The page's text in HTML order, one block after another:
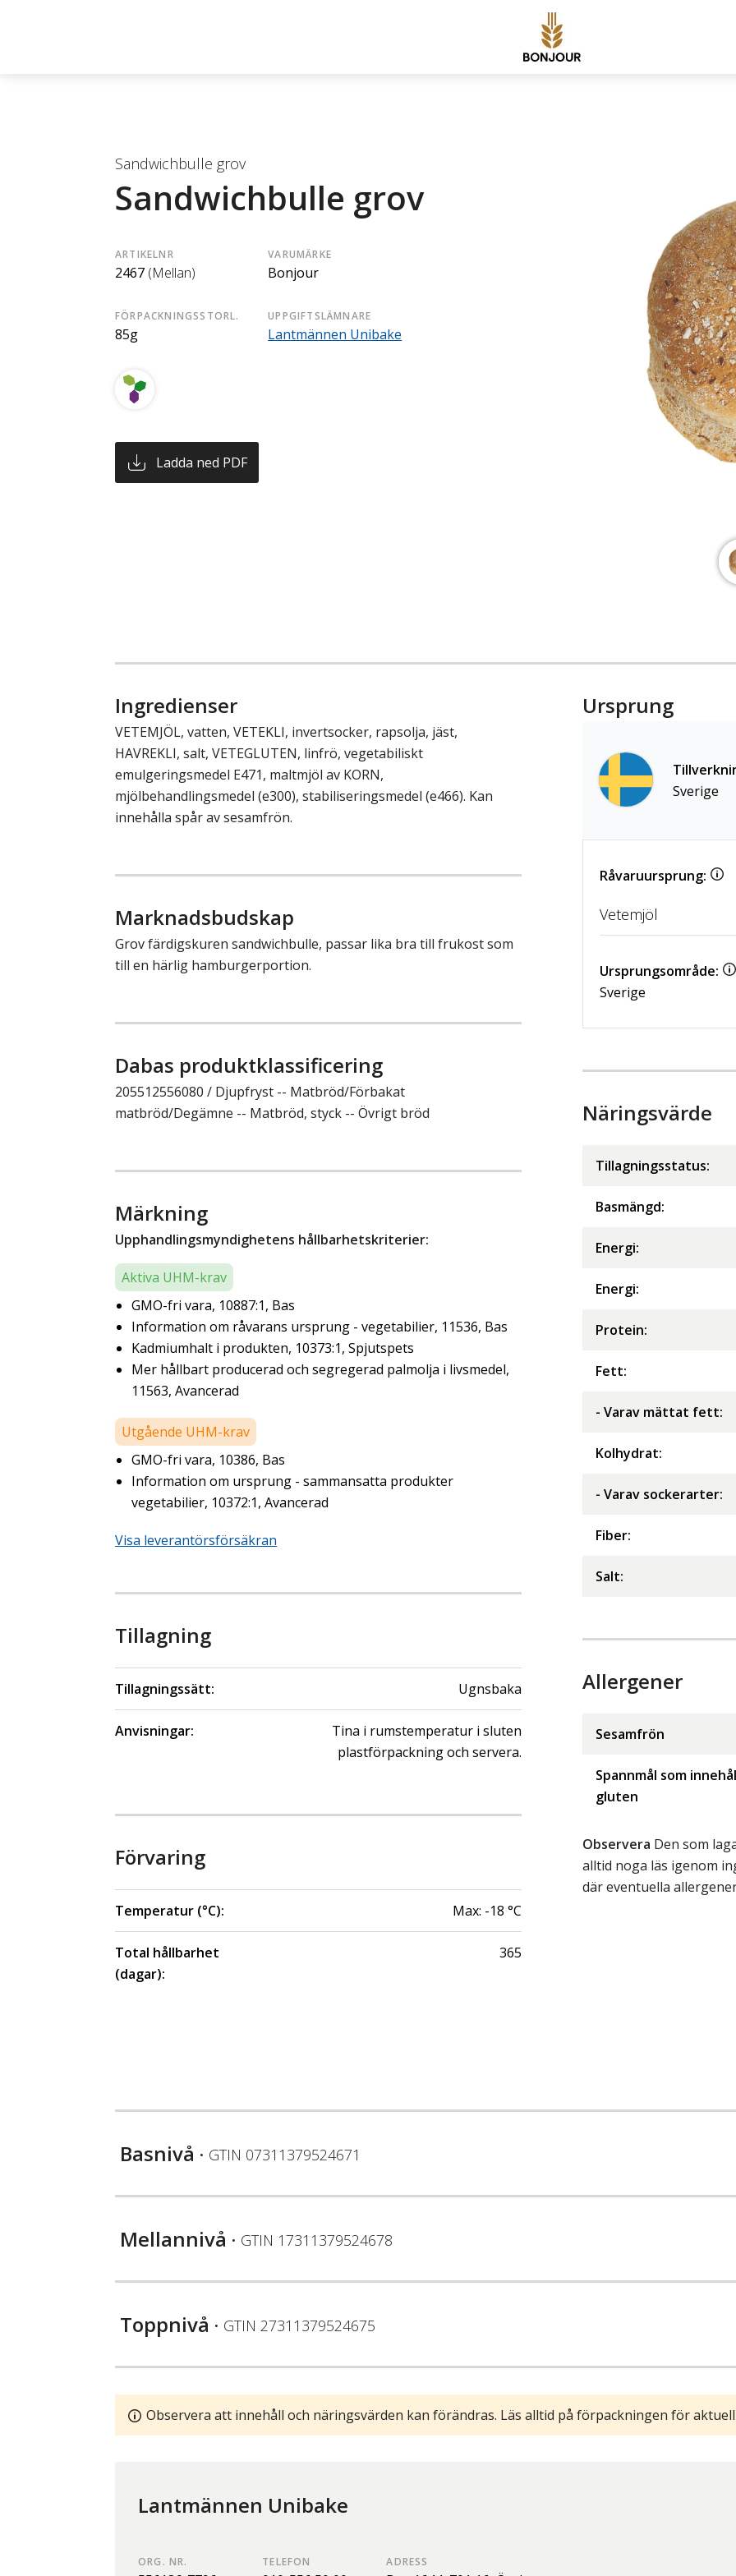
Sandwichbulle grov
Sandwichbulle grov
ARTIKELNR
2467 (Mellan)
VARUMÄRKE
Bonjour
FÖRPACKNINGSSTORL.
85g
UPPGIFTSLÄMNARE
Lantmännen Unibake
Ladda ned PDF
Ingredienser
VETEMJÖL, vatten, VETEKLI, invertsocker, rapsolja, jäst,
HAVREKLI, salt, VETEGLUTEN, linfrö, vegetabiliskt
emulgeringsmedel E471, maltmjöl av KORN,
mjölbehandlingsmedel (e300), stabiliseringsmedel (e466). Kan
innehålla spår av sesamfrön.
Marknadsbudskap
Grov färdigskuren sandwichbulle, passar lika bra till frukost som
till en härlig hamburgerportion.
Dabas produktklassificering
205512556080 / Djupfryst -- Matbröd/Förbakat
matbröd/Degämne -- Matbröd, styck -- Övrigt bröd
Märkning
Upphandlingsmyndighetens hållbarhetskriterier:
Aktiva UHM-krav
GMO-fri vara, 10887:1, Bas
Information om råvarans ursprung - vegetabilier, 11536, Bas
Kadmiumhalt i produkten, 10373:1, Spjutspets
Mer hållbart producerad och segregerad palmolja i livsmedel,
11563, Avancerad
Utgående UHM-krav
GMO-fri vara, 10386, Bas
Information om ursprung - sammansatta produkter
vegetabilier, 10372:1, Avancerad
Visa leverantörsförsäkran
Tillagning
Tillagningssätt: Ugnsbaka
Anvisningar:
Tina i rumstemperatur i sluten
plastförpackning och servera.
Förvaring
Temperatur (°C): Max: -18 °C
Total hållbarhet
(dagar):
365
Ursprung
Sverige
Råvaruursprung:
Vetemjöl
Ursprungsområde:
Sverige
Näringsvärde
Tillagningsstatus:
Basmängd:
Energi:
Energi:
Protein:
Fett:
- Varav mättat fett:
Kolhydrat:
- Varav sockerarter:
Fiber:
Salt:
Allergener
Sesamfrön
Spannmål som
gluten
Observera Den som
alltid noga läs igenom
där eventuella
Basnivå • GTIN 07311379524671
Mellannivå • GTIN 17311379524678
Toppnivå • GTIN 27311379524675
Observera att innehåll och näringsvärden kan förändras. Läs alltid på förpackningen för
Lantmännen Unibake
ORG. NR. TELEFON ADRESS